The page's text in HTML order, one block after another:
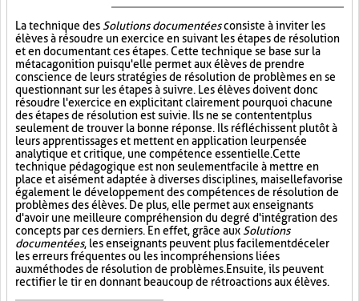
La technique des Solutions documentéesconsiste à inviter les
élèves à résoudre un exercice en suivant les étapes de résolution
et en documentant ces étapes. Cette technique se base sur la
métacagonition puisqu'elle permet aux élèves de prendre
conscience de leurs stratégies de résolution de problèmes en se
questionnant sur les étapes à suivre. Les élèves doivent donc
résoudre l'exercice en explicitant clairement pourquoi chacune
des étapes de résolution est suivie. Ils ne se contentent plus
seulement de trouver la bonne réponse. Ils réfléchissent plutôt à
leurs apprentissages et mettent en application leur pensée
analytique et critique, une compétence essentielle. Cette
technique pédagogique est non seulement facile à mettre en
place et aisément adaptée à diverses disciplines, mais elle favorise
également le développement des compétences de résolution de
problèmes des élèves. De plus, elle permet aux enseignants
d'avoir une meilleure compréhension du degré d'intégration des
concepts par ces derniers. En effet, grâce aux Solutions
documentées, les enseignants peuvent plus facilement déceler
les erreurs fréquentes ou les incompréhensions liées
aux méthodes de résolution de problèmes. Ensuite, ils peuvent
rectifier le tir en donnant beaucoup de rétroactions aux élèves.